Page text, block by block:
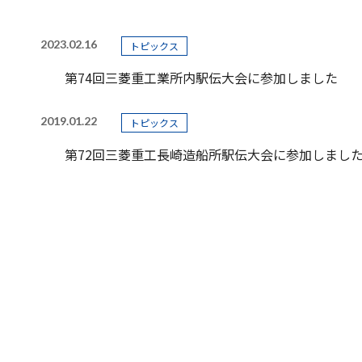
2023.02.16 トピックス
第74回三菱重工業所内駅伝大会に参加しました
2019.01.22 トピックス
第72回三菱重工長崎造船所駅伝大会に参加しました